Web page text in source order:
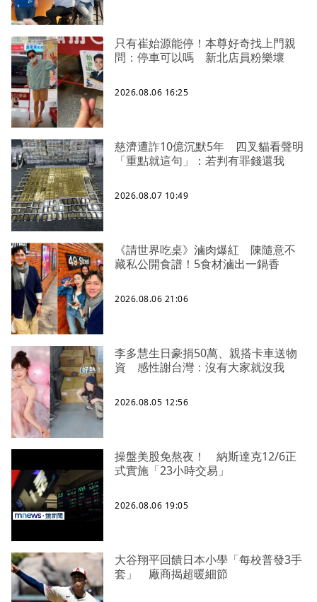
只有崔始源能停！本尊好奇找上門親
問：停車可以嗎 新北店員粉樂壞
2026.08.06 16:25
慈濟遭詐10億沉默5年 四叉貓看聲明
「重點就這句」：若判有罪錢還我
2026.08.07 10:49
《請世界吃桌》滷肉爆紅 陳隨意不
藏私公開食譜！5食材滷出一鍋香
2026.08.06 21:06
李多慧生日豪捐50萬、親搭卡車送物
資 感性謝台灣：沒有大家就沒我
2026.08.05 12:56
操盤美股免熬夜！ 納斯達克12/6正
式實施「23小時交易」
2026.08.06 19:05
大谷翔平回饋日本小學「每校普發3手
套」 廠商揭超暖細節